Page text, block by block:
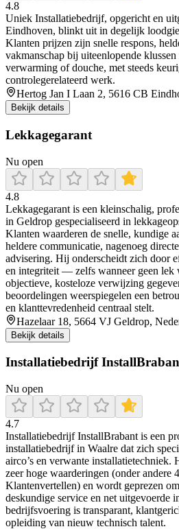
4.8
Uniek Installatiebedrijf, opgericht en
Eindhoven, blinkt uit in degelijk
Klanten prijzen zijn snelle respons,
vakmanschap bij uiteenlopende
verwarming of douche, met steeds
controlegerelateerd werk.
Hertog Jan I Laan 2, 5616 CB
Bekijk details
Lekkagegarant
Nu open
4.8
Lekkagegarant is een kleinschalig,
in Geldrop gespecialiseerd in
Klanten waarderen de snelle, kundige
heldere communicatie, nagenoeg
advisering. Hij onderscheidt zich door
en integriteit — zelfs wanneer geen lek
objectieve, kosteloze verwijzing
beoordelingen weerspiegelen een
en klanttevredenheid centraal stelt.
Hazelaar 18, 5664 VJ Geldrop,
Bekijk details
Installatiebedrijf
Nu open
4.7
Installatiebedrijf InstallBrabant is een
installatiebedrijf in Waalre dat zich
airco’s en verwante installatietechniek.
zeer hoge waarderingen (onder andere
Klantenvertellen) en wordt geprezen
deskundige service en net uitgevoerde
bedrijfsvoering is transparant,
opleiding van nieuw technisch talent.